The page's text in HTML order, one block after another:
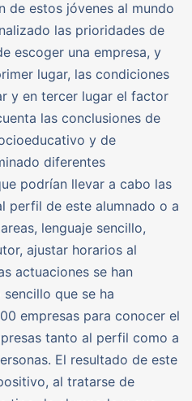
de estos jóvenes al mundo
las prioridades de
escoger una empresa, y
lugar, las condiciones
y en tercer lugar el factor
las conclusiones de
y de
diferentes
podrían llevar a cabo las
perfil de este alumnado o a
lenguaje sencillo,
ajustar horarios al
actuaciones se han
que se ha
empresas para conocer el
tanto al perfil como a
El resultado de este
al tratarse de